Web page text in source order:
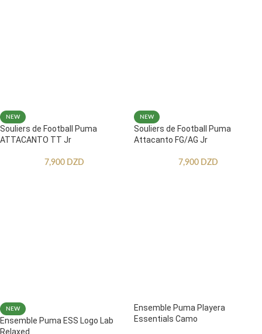
NEW
Souliers de Football Puma
ATTACANTO TT Jr
7,900 DZD
NEW
Souliers de Football Puma
Attacanto FG/AG Jr
7,900 DZD
NEW
Ensemble Puma ESS Logo Lab
Relaxed
Ensemble Puma Playera
Essentials Camo